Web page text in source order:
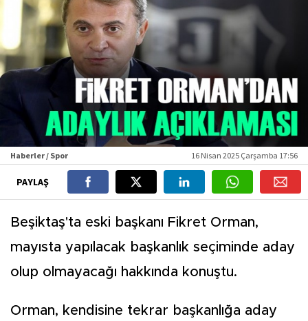
Haberler / Spor 16 Nisan 2025 Çarşamba 17:56
PAYLAŞ
Beşiktaş'ta eski başkanı Fikret Orman,
mayısta yapılacak başkanlık seçiminde aday
olup olmayacağı hakkında konuştu.
Orman, kendisine tekrar başkanlığa aday